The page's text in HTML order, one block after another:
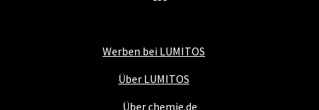
Werben bei LUMITOS
Über LUMITOS
Über chemie.de